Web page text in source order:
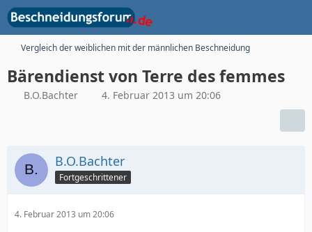
Vergleich der weiblichen mit der männlichen Beschneidung
Bärendienst von Terre des femmes
B.O.Bachter 4. Februar 2013 um 20:06
B.O.Bachter
Fortgeschrittener
4. Februar 2013 um 20:06